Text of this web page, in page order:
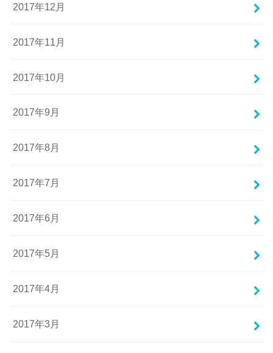
2017年12月
2017年11月
2017年10月
2017年9月
2017年8月
2017年7月
2017年6月
2017年5月
2017年4月
2017年3月